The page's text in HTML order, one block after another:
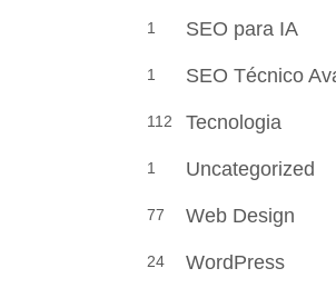
1 SEO para IA
1 SEO Técnico
112 Tecnologia
1 Uncategorized
77 Web Design
24 WordPress